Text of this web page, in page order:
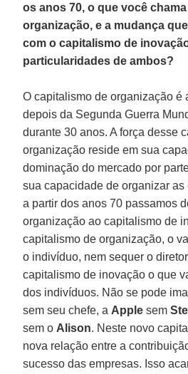
os anos 70, o que você
organização, e a mudança
com o capitalismo de
particularidades de ambos?
O capitalismo de organização é
depois da Segunda Guerra
durante 30 anos. A força desse
organização reside em sua
dominação do mercado por
sua capacidade de organizar as
a partir dos anos 70 passamos
organização ao capitalismo de
capitalismo de organização, o
o indivíduo, nem sequer o
capitalismo de inovação o que
dos indivíduos. Não se pode
sem seu chefe, a Applesem
sem o Alison. Neste novo
nova relação entre a
sucesso das empresas. Isso